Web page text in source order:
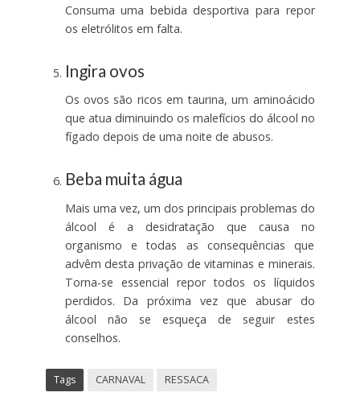
Consuma uma bebida desportiva para repor
os eletrólitos em falta.
Ingira ovos
Os ovos são ricos em taurina, um aminoácido
que atua diminuindo os malefícios do álcool no
fígado depois de uma noite de abusos.
Beba muita água
Mais uma vez, um dos principais problemas do
álcool é a desidratação que causa no
organismo e todas as consequências que
advêm desta privação de vitaminas e minerais.
Torna-se essencial repor todos os líquidos
perdidos. Da próxima vez que abusar do
álcool não se esqueça de seguir estes
conselhos.
Tags CARNAVAL RESSACA